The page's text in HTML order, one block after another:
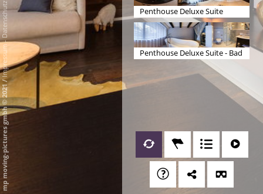
Penthouse Deluxe Suite
Schlafen
Penthouse Deluxe Suite - Bad
mp moving-pictures gmbh © 2021
/
Impressum
-
Datenschutz